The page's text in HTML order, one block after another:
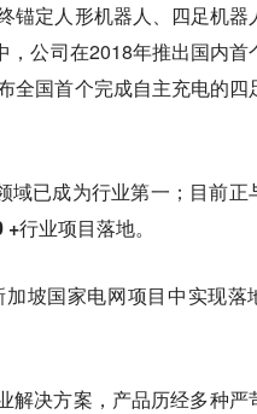
锚定人形机器人、四足机器
，公司在2018年推出国内首
全国首个完成自主充电的四
域已成为行业第一；目前正
行业项目落地。
坡国家电网项目中实现落
解决方案，产品历经多种严